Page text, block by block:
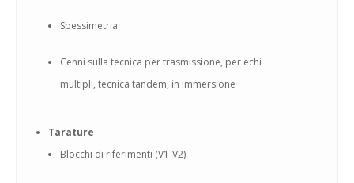
Spessimetria
Cenni sulla tecnica per trasmissione, per echi
multipli, tecnica tandem, in immersione
Tarature
Blocchi di riferimenti (V1-V2)